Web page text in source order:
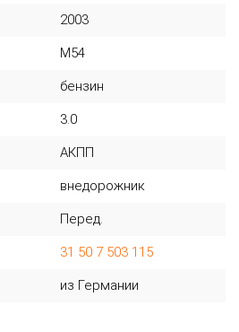
2003
M54
бензин
3.0
АКПП
внедорожник
Перед.
31 50 7 503 115
из Германии